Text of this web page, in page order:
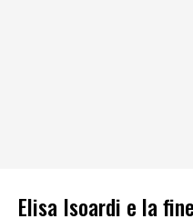
Elisa Isoardi e la